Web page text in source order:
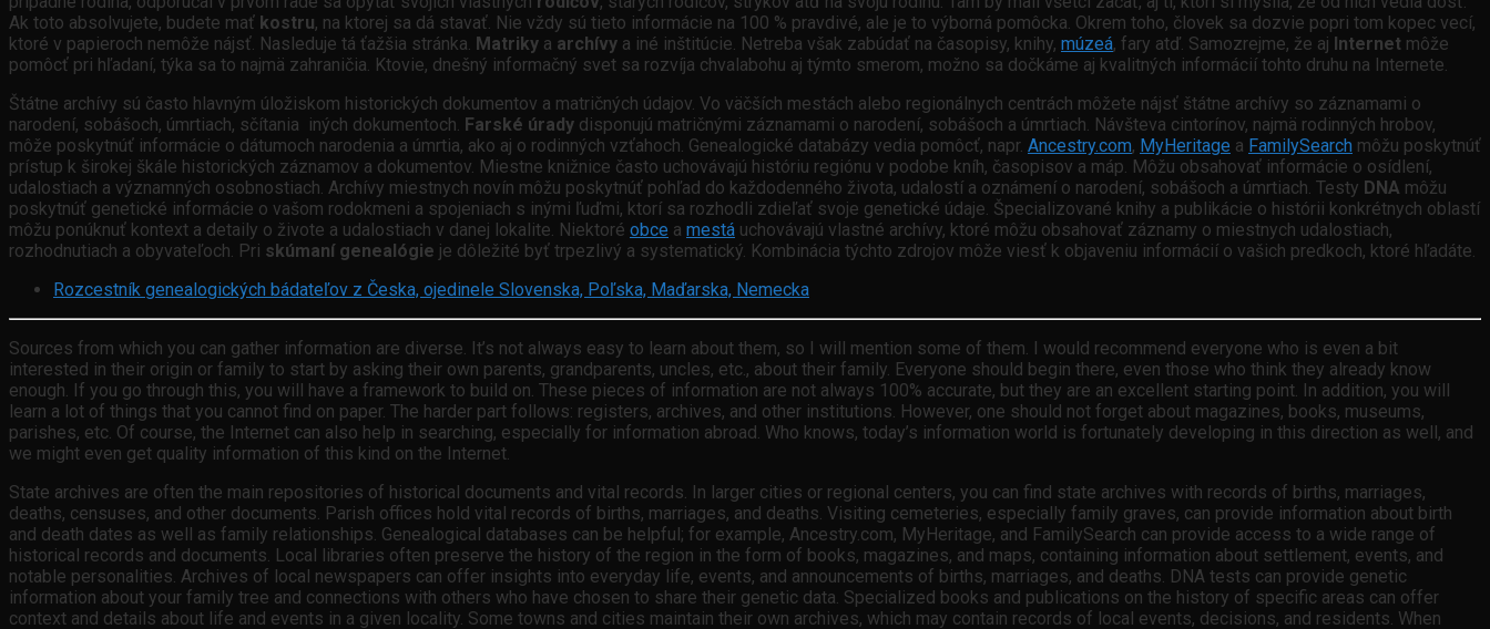
Ak toto absolvujete, budete mať kostru, na ktorej sa dá stavať. Nie vždy sú tieto informácie na 100 % pravdivé, ale je to výborná pomôcka. Okrem toho, človek sa dozvie popri tom kopec vecí,
ktoré v papieroch nemôže nájsť. Nasleduje tá ťažšia stránka. Matriky a archívy a iné inštitúcie. Netreba však zabúdať na časopisy, knihy, múzeá, fary atď. Samozrejme, že aj Internet môže
pomôcť pri hľadaní, týka sa to najmä zahraničia. Ktovie, dnešný informačný svet sa rozvíja chvalabohu aj týmto smerom, možno sa dočkáme aj kvalitných informácií tohto druhu na Internete.
Štátne archívy sú často hlavným úložiskom historických dokumentov a matričných údajov. Vo väčších mestách alebo regionálnych centrách môžete nájsť štátne archívy so záznamami o
narodení, sobášoch, úmrtiach, sčítania iných dokumentoch. Farské úrady disponujú matričnými záznamami o narodení, sobášoch a úmrtiach. Návšteva cintorínov, najmä rodinných hrobov,
môže poskytnúť informácie o dátumoch narodenia a úmrtia, ako aj o rodinných vzťahoch. Genealogické databázy vedia pomôcť, napr. Ancestry.com, MyHeritage a FamilySearch môžu poskytnúť
prístup k širokej škále historických záznamov a dokumentov. Miestne knižnice často uchovávajú históriu regiónu v podobe kníh, časopisov a máp. Môžu obsahovať informácie o osídlení,
udalostiach a významných osobnostiach. Archívy miestnych novín môžu poskytnúť pohľad do každodenného života, udalostí a oznámení o narodení, sobášoch a úmrtiach. Testy DNA môžu
poskytnúť genetické informácie o vašom rodokmeni a spojeniach s inými ľuďmi, ktorí sa rozhodli zdieľať svoje genetické údaje. Špecializované knihy a publikácie o histórii konkrétnych oblastí
môžu ponúknuť kontext a detaily o živote a udalostiach v danej lokalite. Niektoré obce a mestá uchovávajú vlastné archívy, ktoré môžu obsahovať záznamy o miestnych udalostiach,
rozhodnutiach a obyvateľoch. Pri skúmaní genealógie je dôležité byť trpezlivý a systematický. Kombinácia týchto zdrojov môže viesť k objaveniu informácií o vašich predkoch, ktoré hľadáte.
Rozcestník genealogických bádateľov z Česka, ojedinele Slovenska, Poľska, Maďarska, Nemecka
Sources from which you can gather information are diverse. It’s not always easy to learn about them, so I will mention some of them. I would recommend everyone who is even a bit
interested in their origin or family to start by asking their own parents, grandparents, uncles, etc., about their family. Everyone should begin there, even those who think they already know
enough. If you go through this, you will have a framework to build on. These pieces of information are not always 100% accurate, but they are an excellent starting point. In addition, you will
learn a lot of things that you cannot find on paper. The harder part follows: registers, archives, and other institutions. However, one should not forget about magazines, books, museums,
parishes, etc. Of course, the Internet can also help in searching, especially for information abroad. Who knows, today’s information world is fortunately developing in this direction as well, and
we might even get quality information of this kind on the Internet.
State archives are often the main repositories of historical documents and vital records. In larger cities or regional centers, you can find state archives with records of births, marriages,
deaths, censuses, and other documents. Parish offices hold vital records of births, marriages, and deaths. Visiting cemeteries, especially family graves, can provide information about birth
and death dates as well as family relationships. Genealogical databases can be helpful; for example, Ancestry.com, MyHeritage, and FamilySearch can provide access to a wide range of
historical records and documents. Local libraries often preserve the history of the region in the form of books, magazines, and maps, containing information about settlement, events, and
notable personalities. Archives of local newspapers can offer insights into everyday life, events, and announcements of births, marriages, and deaths. DNA tests can provide genetic
information about your family tree and connections with others who have chosen to share their genetic data. Specialized books and publications on the history of specific areas can offer
context and details about life and events in a given locality. Some towns and cities maintain their own archives, which may contain records of local events, decisions, and residents. When